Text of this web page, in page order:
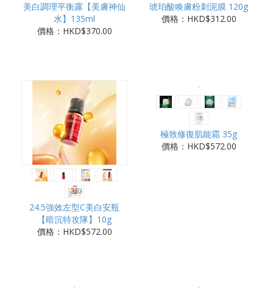
美白調理平衡露【美膚神仙
水】135ml
價格：HKD$370.00
琥珀酸喚膚粉刺泥膜 120g
價格：HKD$312.00
24.5強效左型C美白安瓶
【暗沉特攻隊】10g
價格：HKD$572.00
極致修復肌能霜 35g
價格：HKD$572.00